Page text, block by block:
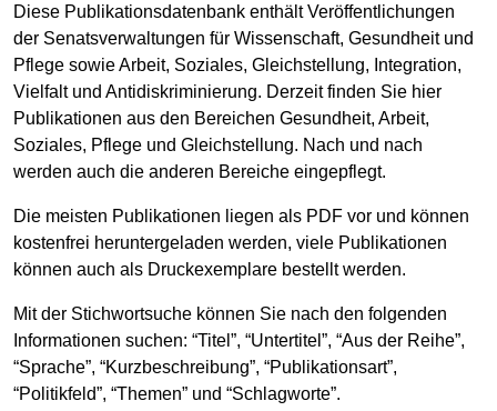
Diese Publikationsdatenbank enthält Veröffentlichungen
der Senatsverwaltungen für Wissenschaft, Gesundheit und
Pflege sowie Arbeit, Soziales, Gleichstellung, Integration,
Vielfalt und Antidiskriminierung. Derzeit finden Sie hier
Publikationen aus den Bereichen Gesundheit, Arbeit,
Soziales, Pflege und Gleichstellung. Nach und nach
werden auch die anderen Bereiche eingepflegt.
Die meisten Publikationen liegen als PDF vor und können
kostenfrei heruntergeladen werden, viele Publikationen
können auch als Druckexemplare bestellt werden.
Mit der Stichwortsuche können Sie nach den folgenden
Informationen suchen: “Titel”, “Untertitel”, “Aus der Reihe”,
“Sprache”, “Kurzbeschreibung”, “Publikationsart”,
“Politikfeld”, “Themen” und “Schlagworte”.